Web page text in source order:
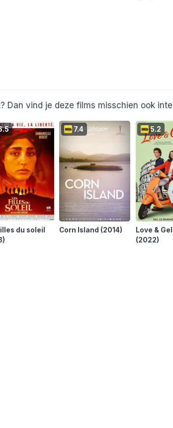
Dan vind je deze films misschien ook
du soleil
7.4
Corn Island (2014)
5.2
Love &
(2022)